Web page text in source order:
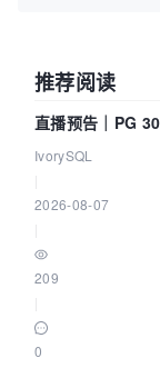
推荐阅读
直播预告｜PG
核——我们改得动
IvorySQL
2026-08-07
209
0